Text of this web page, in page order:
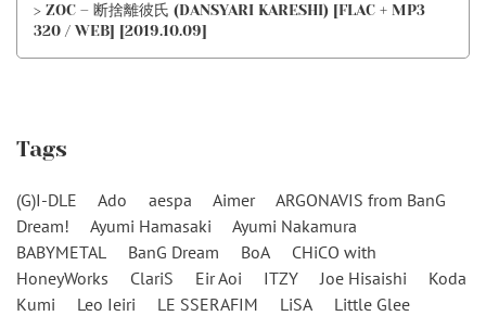
> ZOC – 断捨離彼氏 (DANSYARI KARESHI) [FLAC + MP3
320 / WEB] [2019.10.09]
Tags
(G)I-DLE Ado aespa Aimer
ARGONAVIS from BanG
Dream!
Ayumi Hamasaki
Ayumi Nakamura
BABYMETAL
BanG Dream BoA
CHiCO with
HoneyWorks
ClariS Eir Aoi ITZY Joe Hisaishi
Koda
Kumi
Leo Ieiri LE SSERAFIM LiSA
Little Glee